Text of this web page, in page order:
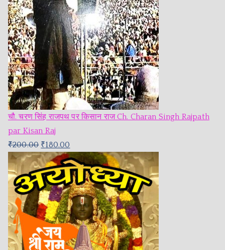
चौ. चरण सिंह राजपथ पर किसान राज Ch. Charan Singh Rajpath
par Kisan Raj
₹200.00 ₹180.00